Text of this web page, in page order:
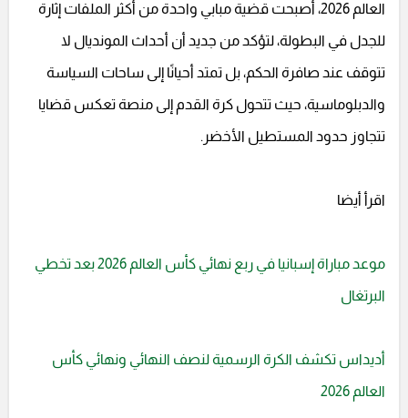
العالم 2026، أصبحت قضية مبابي واحدة من أكثر الملفات إثارة
للجدل في البطولة، لتؤكد من جديد أن أحداث المونديال لا
تتوقف عند صافرة الحكم، بل تمتد أحيانًا إلى ساحات السياسة
والدبلوماسية، حيث تتحول كرة القدم إلى منصة تعكس قضايا
تتجاوز حدود المستطيل الأخضر.
اقرأ أيضا
موعد مباراة إسبانيا في ربع نهائي كأس العالم 2026 بعد تخطي
البرتغال
أديداس تكشف الكرة الرسمية لنصف النهائي ونهائي كأس
العالم 2026